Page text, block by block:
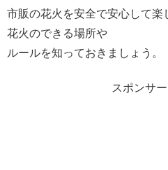
市販の花火を安全で安心して楽
花火のできる場所や
ルールを知っておきましょう。
スポンサ